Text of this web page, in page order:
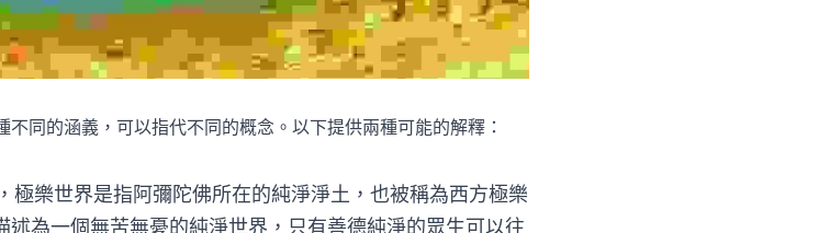
同的涵義，可以指代不同的概念。以下提供兩種可能的解釋：
極樂世界是指阿彌陀佛所在的純淨淨土，也被稱為西方極樂
為一個無苦無憂的純淨世界，只有善德純淨的眾生可以往